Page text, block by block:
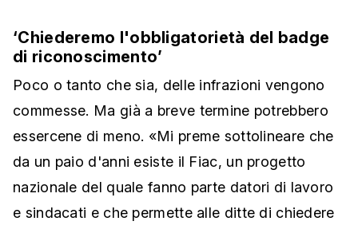
‘Chiederemo l'obbligatorietà del badge
di riconoscimento’
Poco o tanto che sia, delle infrazioni vengono
commesse. Ma già a breve termine potrebbero
essercene di meno. «Mi preme sottolineare che
da un paio d'anni esiste il Fiac, un progetto
nazionale del quale fanno parte datori di lavoro
e sindacati e che permette alle ditte di chiedere